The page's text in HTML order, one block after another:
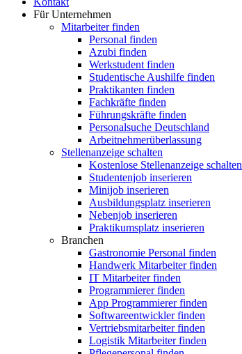
Für Unternehmen
Mitarbeiter finden
Personal finden
Azubi finden
Werkstudent finden
Studentische Aushilfe finden
Praktikanten finden
Fachkräfte finden
Führungskräfte finden
Personalsuche Deutschland
Arbeitnehmerüberlassung
Stellenanzeige schalten
Kostenlose Stellenanzeige schalten
Studentenjob inserieren
Minijob inserieren
Ausbildungsplatz inserieren
Nebenjob inserieren
Praktikumsplatz inserieren
Branchen
Gastronomie Personal finden
Handwerk Mitarbeiter finden
IT Mitarbeiter finden
Programmierer finden
App Programmierer finden
Softwareentwickler finden
Vertriebsmitarbeiter finden
Logistik Mitarbeiter finden